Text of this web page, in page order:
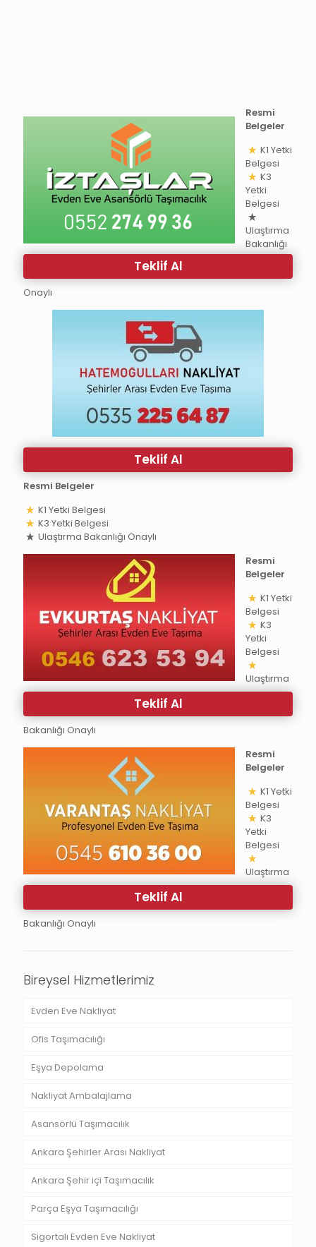
Teklif Al
Resmi
Belgeler
K1 Yetki
Belgesi
K3
Yetki
Belgesi
Ulaştırma
Bakanlığı
Onaylı
Teklif Al
Resmi Belgeler
K1 Yetki Belgesi
K3 Yetki Belgesi
Ulaştırma Bakanlığı Onaylı
Teklif Al
Resmi
Belgeler
K1 Yetki
Belgesi
K3
Yetki
Belgesi
Ulaştırma
Bakanlığı Onaylı
Teklif Al
Resmi
Belgeler
K1 Yetki
Belgesi
K3
Yetki
Belgesi
Ulaştırma
Bakanlığı Onaylı
Bireysel Hizmetlerimiz
Evden Eve Nakliyat
Ofis Taşımacılığı
Eşya Depolama
Nakliyat Ambalajlama
Asansörlü Taşımacılık
Ankara Şehirler Arası Nakliyat
Ankara Şehir içi Taşımacılık
Parça Eşya Taşımacılığı
Sigortalı Evden Eve Nakliyat